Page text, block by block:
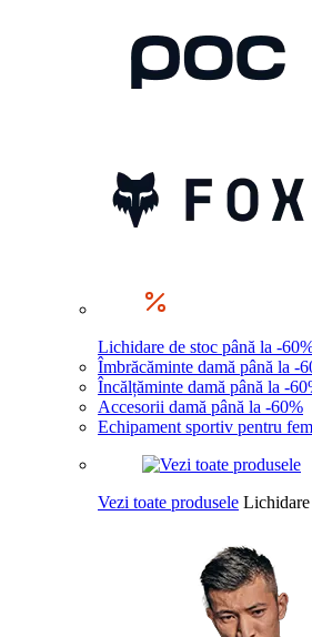
Lichidare de stoc până la -
Îmbrăcăminte damă până la -
Încălțăminte damă până la -
Accesorii damă până la -60%
Echipament sportiv pentru
Vezi toate produsele Lichidare